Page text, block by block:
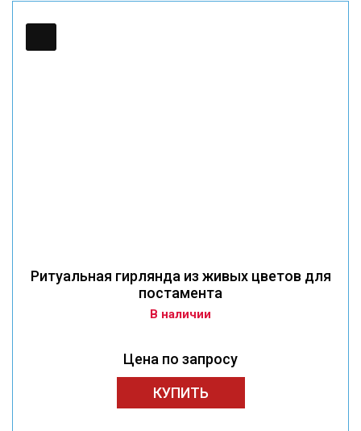
Ритуальная гирлянда из живых цветов для
постамента
В наличии
Цена по запросу
КУПИТЬ